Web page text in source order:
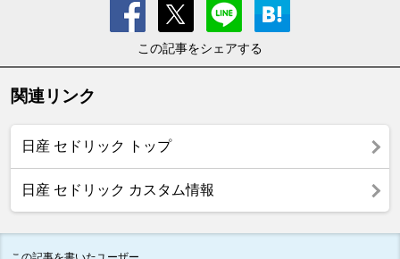
この記事をシェアする
関連リンク
日産 セドリック トップ
日産 セドリック カスタム情報